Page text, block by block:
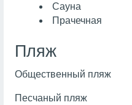
Сауна
Прачечная
Пляж
Общественный пляж
Песчаный пляж